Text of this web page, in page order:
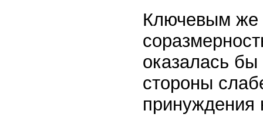
Ключевым же
оказалась бы
стороны
принуждения